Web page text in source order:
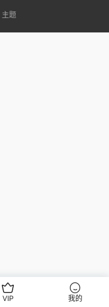
主题
VIP 我的